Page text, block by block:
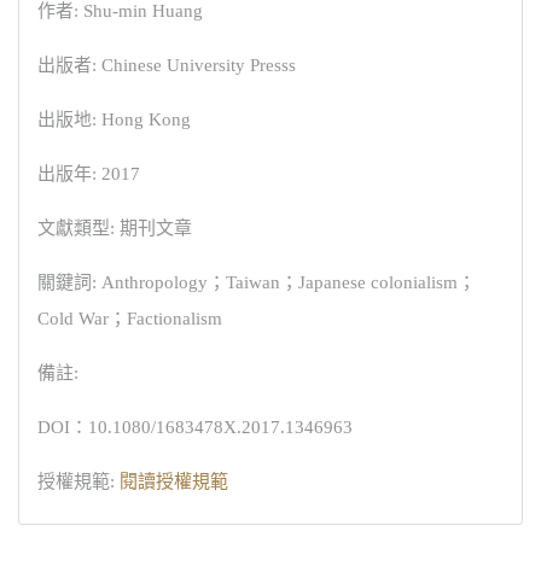
作者: Shu-min Huang
出版者: Chinese University Presss
出版地: Hong Kong
出版年: 2017
文獻類型: 期刊文章
關鍵詞: Anthropology；Taiwan；Japanese colonialism；
Cold War；Factionalism
備註:
DOI：10.1080/1683478X.2017.1346963
授權規範: 閱讀授權規範